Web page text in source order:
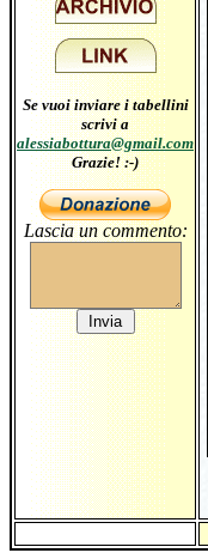
Se vuoi inviare i tabellini
scrivi a
alessiabottura@gmail.com
Grazie! :-)
Lascia un commento: